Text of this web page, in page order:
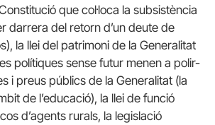
que col·loca la subsistència
darrera del retorn d’un deute de
la llei del patrimoni de la Generalitat
polítiques sense futur menen a polir-
i preus públics de la Generalitat (la
de l’educació), la llei de funció
d’agents rurals, la legislació